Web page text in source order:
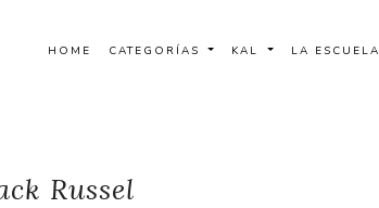
HOME CATEGORÍAS KAL LA ESCUELA
Russel